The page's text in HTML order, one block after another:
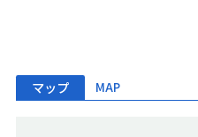
マップ MAP